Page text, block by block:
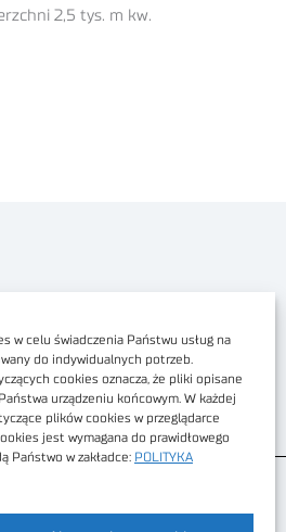
w celu świadczenia Państwu usług na
do indywidualnych potrzeb.
cookies oznacza, że pliki opisane
urządzeniu końcowym. W każdej
plików cookies w przeglądarce
jest wymagana do prawidłowego
Państwo w zakładce: POLITYKA
2,5 tys. m kw.